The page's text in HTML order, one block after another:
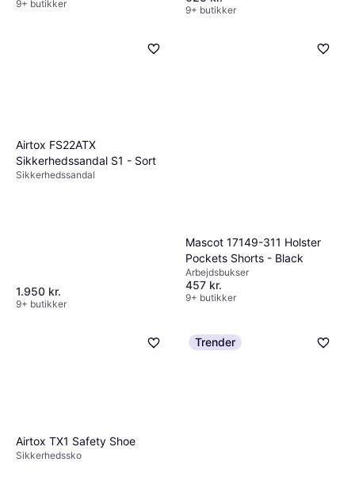
9+ butikker
9+ butikker
Airtox FS22ATX
Sikkerhedssandal S1 - Sort
Sikkerhedssandal
1.950 kr.
9+ butikker
Mascot 17149-311 Holster
Pockets Shorts - Black
Arbejdsbukser
457 kr.
9+ butikker
Airtox TX1 Safety Shoe
Sikkerhedssko
Trender